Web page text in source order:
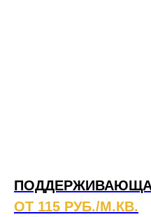
ОТ 115 РУБ./М.КВ.